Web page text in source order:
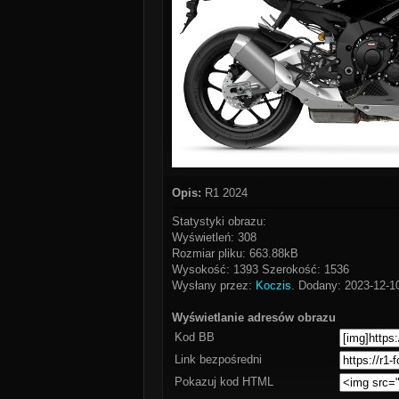
Opis: R1 2024
Statystyki obrazu:
Wyświetleń: 308
Rozmiar pliku: 663.88kB
Wysokość: 1393 Szerokość: 1536
Wysłany przez: Koczis. Dodany: 2023-12-
Wyświetlanie adresów obrazu
Kod BB
Link bezpośredni
Pokazuj kod HTML